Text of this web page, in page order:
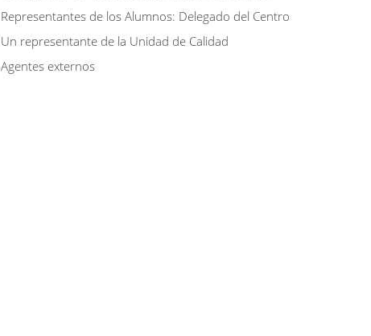
Representantes de los Alumnos: Delegado del Centro
Un representante de la Unidad de Calidad
Agentes externos